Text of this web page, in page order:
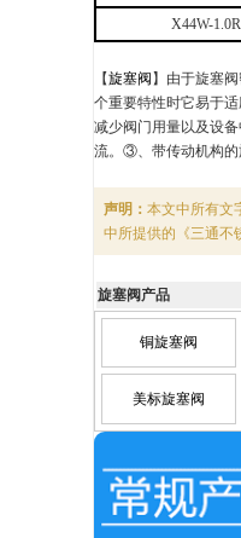
X44W-1.0R
【旋塞阀 】由于旋塞
个重要特性时它易于
减少阀门用量以及设
流。③、带传动机构的
声明： 本文中所有文
中所提供的《三通不
旋塞阀产品
铜旋塞阀
美标旋塞阀